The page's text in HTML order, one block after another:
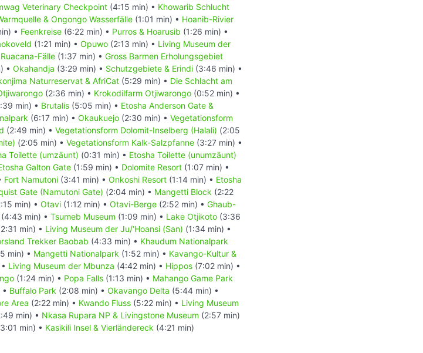
Veterinary Checkpoint (4:15 min) • Khowarib Schlucht
& Ongongo Wasserfälle (1:01 min) • Hoanib-Rivier
• Feenkreise (6:22 min) • Purros & Hoarusib (1:26 min) •
(1:21 min) • Opuwo (2:13 min) • Living Museum der
Ruacana-Fälle (1:37 min) • Gross Barmen Erholungsgebiet
• Okahandja (3:29 min) • Schutzgebiete & Erindi (3:46 min) •
Naturreservat & AfriCat (5:29 min) • Die Schlacht am
(2:36 min) • Krokodilfarm Otjiwarongo (0:52 min) •
min) • Brutalis (5:05 min) • Etosha Anderson Gate &
(6:17 min) • Okaukuejo (2:30 min) • Vegetationsform
(2:49 min) • Vegetationsform Dolomit-Inselberg (Halali) (2:05
(2:05 min) • Vegetationsform Kalk-Salzpfanne (3:27 min) •
Toilette (umzäunt) (0:31 min) • Etosha Toilette (unumzäunt)
Galton Gate (1:59 min) • Dolomite Resort (1:07 min) •
Fort Namutoni (3:41 min) • Onkoshi Resort (1:14 min) • Etosha
Gate (Namutoni Gate) (2:04 min) • Mangetti Block (2:22
min) • Otavi (1:12 min) • Otavi-Berge (2:52 min) • Ghaub-
(4:43 min) • Tsumeb Museum (1:09 min) • Lake Otjikoto (3:36
min) • Living Museum der Ju/‘Hoansi (San) (1:34 min) •
Trekker Baobab (4:33 min) • Khaudum Nationalpark
min) • Mangetti Nationalpark (1:52 min) • Kavango-Kultur &
Living Museum der Mbunza (4:42 min) • Hippos (7:02 min) •
(1:24 min) • Popa Falls (1:13 min) • Mahango Game Park
Buffalo Park (2:08 min) • Okavango Delta (5:44 min) •
Area (2:22 min) • Kwando Fluss (5:22 min) • Living Museum
min) • Nkasa Rupara NP & Livingstone Museum (2:57 min)
min) • Kasikili Insel & Vierländereck (4:21 min)